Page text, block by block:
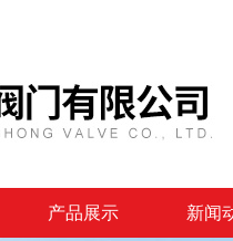
产品展示 新闻